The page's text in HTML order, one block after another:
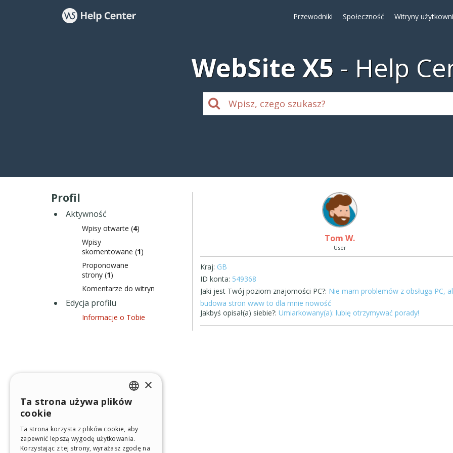
Przewodniki Społeczność Witryny
WebSite X5 Help
Profil
Aktywność
Wpisy otwarte (4)
Wpisy
skomentowane (1)
Proponowane
strony (1)
Komentarze do witryn
Edycja profilu
Informacje o Tobie
Tom W.
User
Kraj: GB
ID konta: 549368
Jaki jest Twój poziom znajomości PC?: Nie mam problemów z obsługą PC,
budowa stron www to dla mnie nowość
Jakbyś opisał(a) siebie?: Umiarkowany(a): lubię otrzymywać porady!
ENGLISH
GERMAN
×
Ta strona używa plików
cookie
Ta strona korzysta z plików cookie, aby
zapewnić lepszą wygodę użytkowania.
Korzystając z tej strony, wyrażasz zgodę na